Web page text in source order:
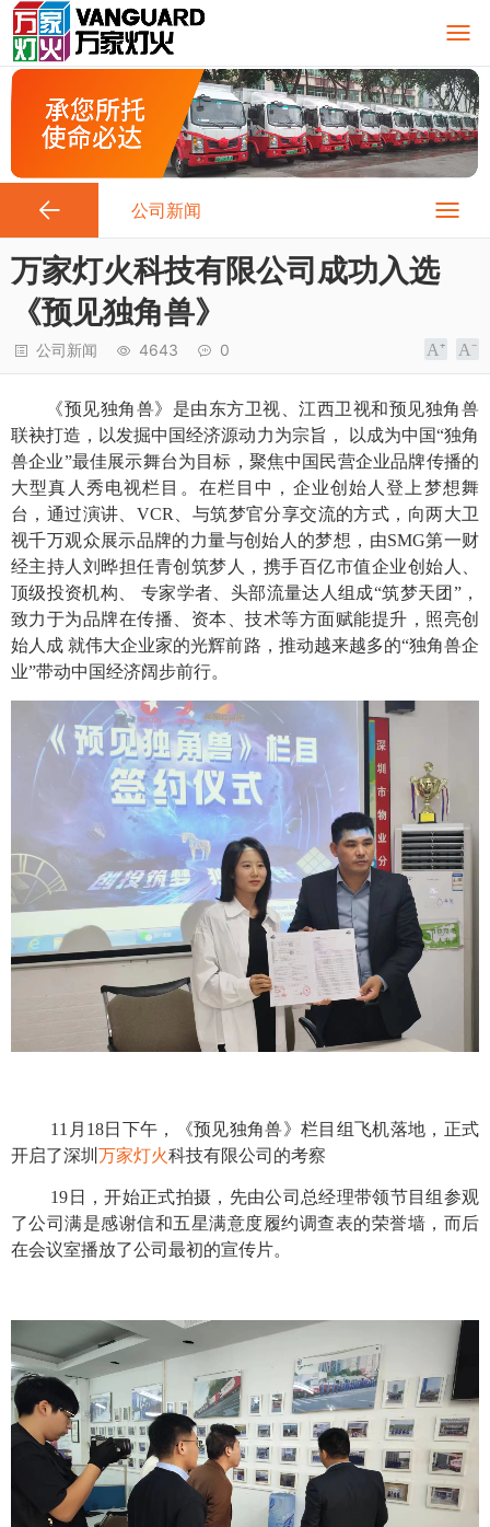
公司新闻
万家灯火科技有限公司成功入选
《预见独角兽》
公司新闻 4643 0
《预见独角兽》 是由东方卫视、江西卫视和预见独角兽
联袂打造，以发掘中国经济源动力为宗旨，
以成为中国“独角
兽企业”最佳展示舞台为目标，聚焦中国民营企业品牌传播的
大型真人秀电视栏目。在栏目中，企业创始人登上梦想舞
台，通过演讲、VCR、与筑梦官分享交流的方式，向两大卫
视千万观众展示品牌的力量与创始人的梦想，由SMG第一财
经主持人刘晔担任青创筑梦人，携手百亿市值企业创始人、
顶级投资机构、 专家学者、头部流量达人组成“筑梦天团”，
致力于为品牌在传播、资本、技术等方面赋能提升，照亮创
始人成 就伟大企业家的光辉前路，推动越来越多的“独角兽企
业”带动中国经济阔步前行。
11月18日下午，《预见独角兽》栏目组飞机落地，正式
开启了深圳 万家灯火科技有限公司的考察
19日，开始正式拍摄，先由公司总经理带领节目组参观
了公司满是感谢信和五星满意度履约调查表的荣誉墙，而后
在会议室播放了公司最初的宣传片。